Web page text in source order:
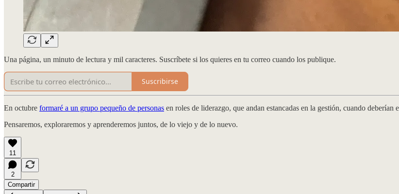
Una página, un minuto de lectura y mil caracteres. Suscríbete si los quieres en tu correo cuando los publique.
Suscribirse
En octubre formaré a un grupo pequeño de personas en roles de liderazgo, que andan estancadas en la gestión, cuando
Pensaremos, exploraremos y aprenderemos juntos, de lo viejo y de lo nuevo.
11
2
Compartir